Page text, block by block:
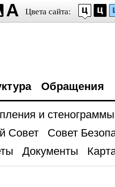
Цвета сайта:
Обращения
и стенограммы
Совет
Совет
Документы